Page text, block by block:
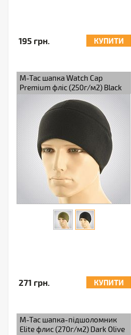
195 грн. КУПИТИ
M-Tac шапка Watch Cap
Premium фліс (250г/м2) Black
271 грн. КУПИТИ
M-Tac шапка-підшоломник
Elite флис (270г/м2) Dark Olive